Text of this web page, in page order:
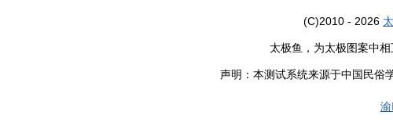
(C)2010 - 2026
太极鱼，为太极图案中
声明：本测试系统来源于中国民俗